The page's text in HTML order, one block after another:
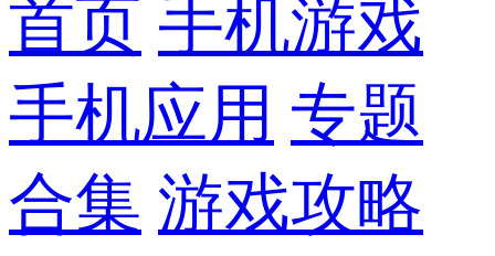
首页 手机游戏
手机应用 专题
合集 游戏攻略